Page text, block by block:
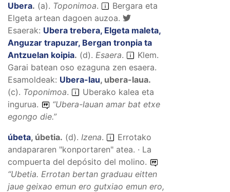
Ubera. (a). Toponimoa.
Bergara eta
Elgeta artean dagoen auzoa.
Esaerak: Ubera trebera, Elgeta maleta,
Anguzar trapuzar, Bergan tronpia ta
Antzuelan koipia. (d). Esaera.
Klem.
Garai batean oso ezaguna zen esaera.
Esamoldeak: Ubera-lau, ubera-laua.
(c). Toponimoa.
Uberako kalea eta
ingurua.
“Ubera-lauan amar bat etxe
egongo die.”
úbeta, úbetia. (d). Izena.
Errotako
andapararen "konportaren" atea. · La
compuerta del depósito del molino.
“Ubetia. Errotan bertan graduau eitten
jaue geixao emun ero gutxiao emun ero,